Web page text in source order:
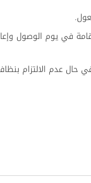
في يوم الوصول
حال عدم الالتزام